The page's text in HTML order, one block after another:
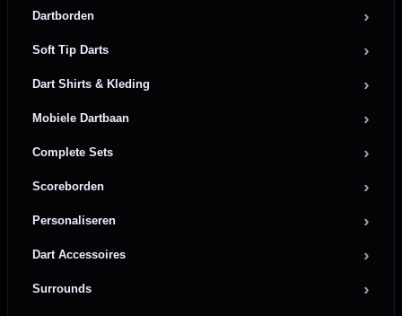
Dartborden
Soft Tip Darts
Dart Shirts & Kleding
Mobiele Dartbaan
Complete Sets
Scoreborden
Personaliseren
Dart Accessoires
Surrounds